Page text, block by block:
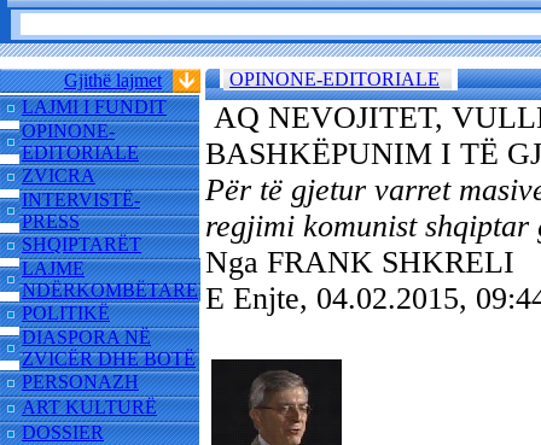
Gjithë lajmet
LAJMI I FUNDIT
OPINONE-
EDITORIALE
ZVICRA
INTERVISTË-
PRESS
SHQIPTARËT
LAJME
NDËRKOMBËTARE
POLITIKË
DIASPORA NË
ZVICËR DHE BOTË
PERSONAZH
ART KULTURË
DOSSIER
OPINONE-EDITORIALE
AQ NEVOJITET,
BASHKËPUNIM I TË
Për të gjetur varret
regjimi komunist shqiptar
Nga FRANK SHKRELI
E Enjte, 04.02.2015,